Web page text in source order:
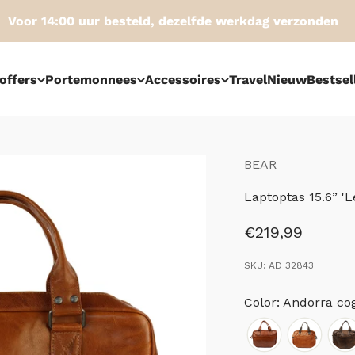
14:00 uur besteld, dezelfde werkdag verzonden
Portemonnees Accessoires TravelNieuw
BEAR
Laptoptas 15.6”
€219,99
SKU: AD 32843
Color: Andorra